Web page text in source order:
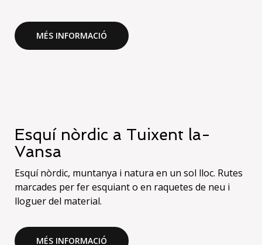
MÉS INFORMACIÓ
Esquí nòrdic a Tuixent la-
Vansa
Esquí nòrdic, muntanya i natura en un sol lloc. Rutes
marcades per fer esquiant o en raquetes de neu i
lloguer del material.
MÉS INFORMACIÓ